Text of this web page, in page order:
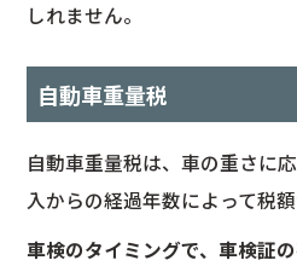
しれません。
自動車重量税
自動車重量税は、車の重さに
入からの経過年数によって税額
車検のタイミングで、車検証